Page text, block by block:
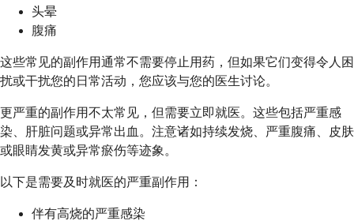
头晕
腹痛
这些常见的副作用通常不需要停止用药，但如果它们变得令人困
扰或干扰您的日常活动，您应该与您的医生讨论。
更严重的副作用不太常见，但需要立即就医。这些包括严重感
染、肝脏问题或异常出血。注意诸如持续发烧、严重腹痛、皮肤
或眼睛发黄或异常瘀伤等迹象。
以下是需要及时就医的严重副作用：
伴有高烧的严重感染